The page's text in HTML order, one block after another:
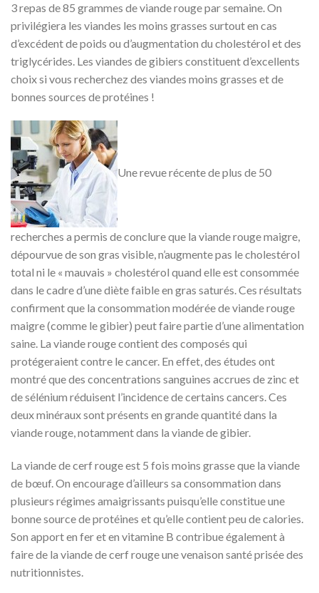
3 repas de 85 grammes de viande rouge par semaine. On
privilégiera les viandes les moins grasses surtout en cas
d’excédent de poids ou d’augmentation du cholestérol et des
triglycérides. Les viandes de gibiers constituent d’excellents
choix si vous recherchez des viandes moins grasses et de
bonnes sources de protéines !
Une revue récente de plus de 50
recherches a permis de conclure que la viande rouge maigre,
dépourvue de son gras visible, n’augmente pas le cholestérol
total ni le « mauvais » cholestérol quand elle est consommée
dans le cadre d’une diète faible en gras saturés. Ces résultats
confirment que la consommation modérée de viande rouge
maigre (comme le gibier) peut faire partie d’une alimentation
saine. La viande rouge contient des composés qui
protégeraient contre le cancer. En effet, des études ont
montré que des concentrations sanguines accrues de zinc et
de sélénium réduisent l’incidence de certains cancers. Ces
deux minéraux sont présents en grande quantité dans la
viande rouge, notamment dans la viande de gibier.
La viande de cerf rouge est 5 fois moins grasse que la viande
de bœuf. On encourage d’ailleurs sa consommation dans
plusieurs régimes amaigrissants puisqu’elle constitue une
bonne source de protéines et qu’elle contient peu de calories.
Son apport en fer et en vitamine B contribue également à
faire de la viande de cerf rouge une venaison santé prisée des
nutritionnistes.